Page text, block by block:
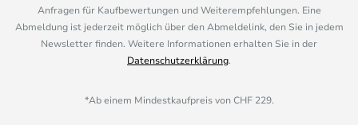
Anfragen für Kaufbewertungen und Weiterempfehlungen. Eine
Abmeldung ist jederzeit möglich über den Abmeldelink, den Sie in jedem
Newsletter finden. Weitere Informationen erhalten Sie in der
Datenschutzerklärung.
*Ab einem Mindestkaufpreis von CHF 229.